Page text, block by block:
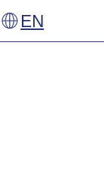
EN